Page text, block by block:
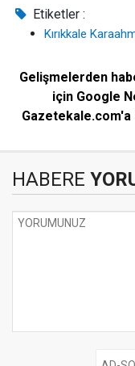
Etiketler :
Kırıkkale
Gelişmelerden
için Google
Gazetekale.com'a
HABERE